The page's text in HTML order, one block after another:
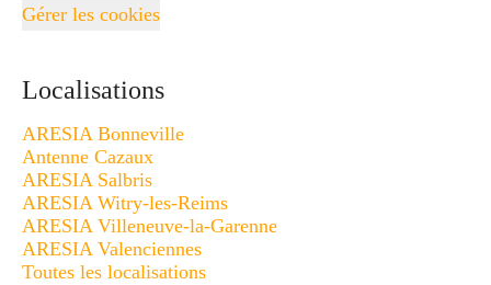
Gérer les cookies
Localisations
ARESIA Bonneville
Antenne Cazaux
ARESIA Salbris
ARESIA Witry-les-Reims
ARESIA Villeneuve-la-Garenne
ARESIA Valenciennes
Toutes les localisations